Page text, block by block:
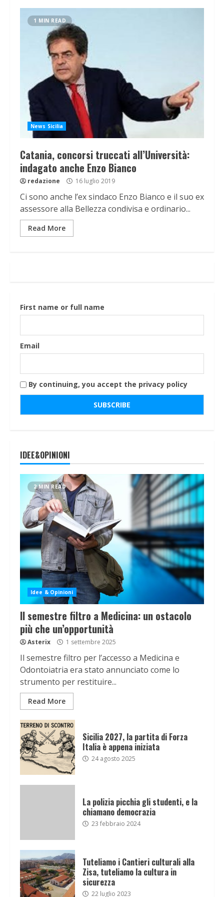
1 MIN READ
News Sicilia
Catania, concorsi truccati all’Università:
indagato anche Enzo Bianco
redazione 16 luglio 2019
Ci sono anche l’ex sindaco Enzo Bianco e il suo ex
assessore alla Bellezza condivisa e ordinario...
Read More
First name or full name
Email
By continuing, you accept the privacy policy
IDEE&OPINIONI
2 MIN READ
Idee & Opinioni
Il semestre filtro a Medicina: un ostacolo
più che un’opportunità
Asterix 1 settembre 2025
Il semestre filtro per l’accesso a Medicina e
Odontoiatria era stato annunciato come lo
strumento per restituire...
Read More
Sicilia 2027, la partita di Forza
Italia è appena iniziata
24 agosto 2025
La polizia picchia gli studenti, e la
chiamano democrazia
23 febbraio 2024
Tuteliamo i Cantieri culturali alla
Zisa, tuteliamo la cultura in
sicurezza
22 luglio 2023